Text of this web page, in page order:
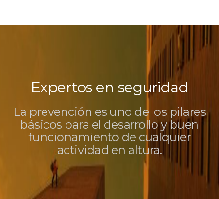
Expertos en seguridad
La prevención es uno de los pilares
básicos para el desarrollo y buen
funcionamiento de cualquier
actividad en altura.